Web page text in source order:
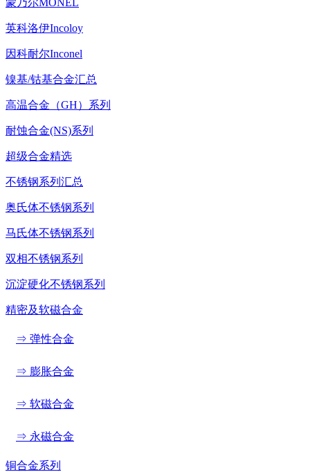
英科洛伊Incoloy
因科耐尔Inconel
镍基/钴基合金汇总
高温合金（GH）系列
耐蚀合金(NS)系列
超级合金精选
不锈钢系列汇总
奥氏体不锈钢系列
马氏体不锈钢系列
双相不锈钢系列
沉淀硬化不锈钢系列
精密及软磁合金
⇒ 弹性合金
⇒ 膨胀合金
⇒ 软磁合金
⇒ 永磁合金
铜合金系列